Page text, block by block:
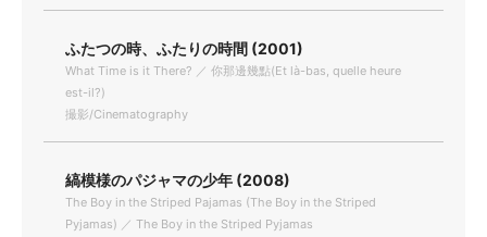
ふたつの時、ふたりの時間 (2001)
What Time is it There? ／ 你那邊幾點(Et là-bas, quelle heure
est-il?)
撮影/Cinematography
縞模様のパジャマの少年 (2008)
The Boy in the Striped Pajamas (The Boy in the Striped
Pyjamas) ／ The Boy in the Striped Pyjamas